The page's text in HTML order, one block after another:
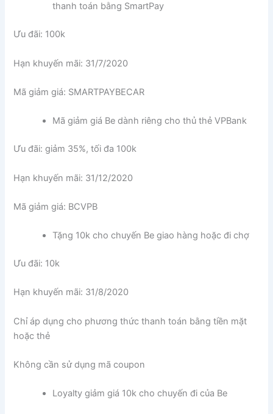
thanh toán bằng SmartPay
Ưu đãi: 100k
Hạn khuyến mãi: 31/7/2020
Mã giảm giá: SMARTPAYBECAR
Mã giảm giá Be dành riêng cho thủ thẻ VPBank
Ưu đãi: giảm 35%, tối đa 100k
Hạn khuyến mãi: 31/12/2020
Mã giảm giá: BCVPB
Tặng 10k cho chuyến Be giao hàng hoặc đi chợ
Ưu đãi: 10k
Hạn khuyến mãi: 31/8/2020
Chỉ áp dụng cho phương thức thanh toán bằng tiền mặt
hoặc thẻ
Không cần sử dụng mã coupon
Loyalty giảm giá 10k cho chuyến đi của Be